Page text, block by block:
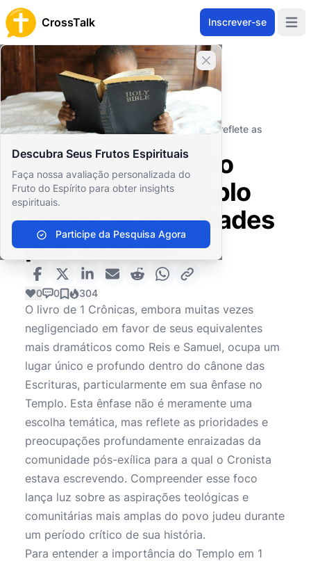
CrossTalk Inscrever-se
Fechar banner
Descubra Seus Frutos Espirituais
Faça nossa avaliação personalizada do
Fruto do Espírito para obter insights
espirituais.
Participe da Pesquisa Agora
Home
Arquivo de Perguntas
Antigo Testamento
Livros Históricos
Como a ênfase do Cronista no Templo reflete as
Como a ênfase do
Cronista no Templo
reflete as prioridades
pós-exílicas?
0 0 304
O livro de 1 Crônicas, embora muitas vezes
negligenciado em favor de seus equivalentes
mais dramáticos como Reis e Samuel, ocupa um
lugar único e profundo dentro do cânone das
Escrituras, particularmente em sua ênfase no
Templo. Esta ênfase não é meramente uma
escolha temática, mas reflete as prioridades e
preocupações profundamente enraizadas da
comunidade pós-exílica para a qual o Cronista
estava escrevendo. Compreender esse foco
lança luz sobre as aspirações teológicas e
comunitárias mais amplas do povo judeu durante
um período crítico de sua história.
Para entender a importância do Templo em 1